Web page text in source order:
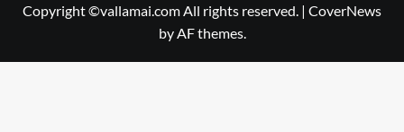
Copyright ©vallamai.com All rights reserved. | CoverNews
by AF themes.